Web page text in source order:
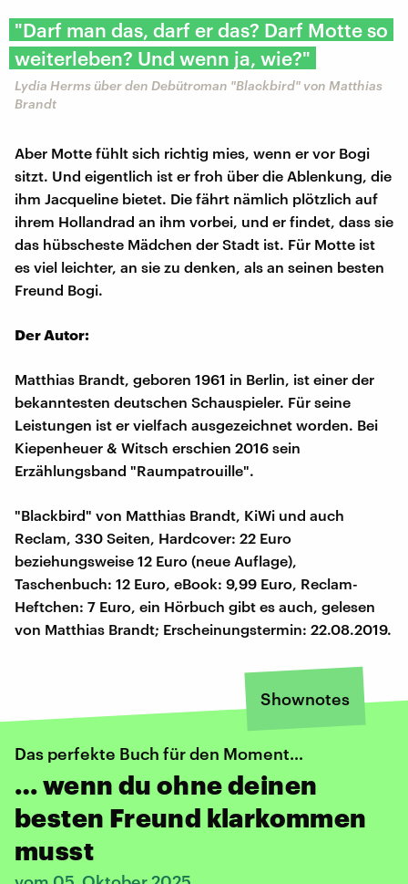
"Darf man das, darf er das? Darf Motte so
weiterleben? Und wenn ja, wie?"
Lydia Herms über den Debütroman "Blackbird" von Matthias
Brandt
Aber Motte fühlt sich richtig mies, wenn er vor Bogi
sitzt. Und eigentlich ist er froh über die Ablenkung, die
ihm Jacqueline bietet. Die fährt nämlich plötzlich auf
ihrem Hollandrad an ihm vorbei, und er findet, dass sie
das hübscheste Mädchen der Stadt ist. Für Motte ist
es viel leichter, an sie zu denken, als an seinen besten
Freund Bogi.
Der Autor:
Matthias Brandt, geboren 1961 in Berlin, ist einer der
bekanntesten deutschen Schauspieler. Für seine
Leistungen ist er vielfach ausgezeichnet worden. Bei
Kiepenheuer & Witsch erschien 2016 sein
Erzählungsband "Raumpatrouille".
"Blackbird" von Matthias Brandt, KiWi und auch
Reclam, 330 Seiten, Hardcover: 22 Euro
beziehungsweise 12 Euro (neue Auflage),
Taschenbuch: 12 Euro, eBook: 9,99 Euro, Reclam-
Heftchen: 7 Euro, ein Hörbuch gibt es auch, gelesen
von Matthias Brandt; Erscheinungstermin: 22.08.2019.
Shownotes
Das perfekte Buch für den Moment…
… wenn du ohne deinen
besten Freund klarkommen
musst